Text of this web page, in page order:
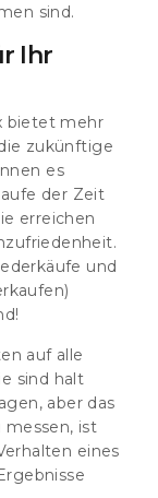
sind.
Ihr
bietet mehr
zukünftige
es
der Zeit
erreichen
und
auf alle
sind halt
aber das
messen, ist
eines